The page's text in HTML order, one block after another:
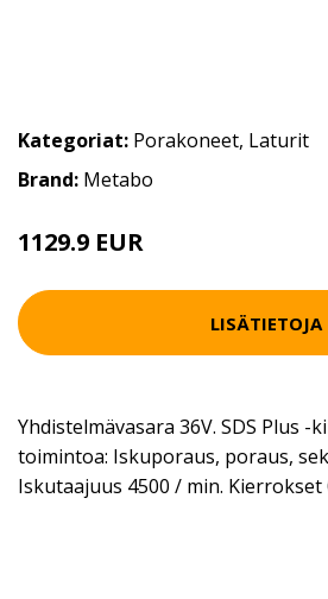
Kategoriat: Porakoneet, Laturit
Brand: Metabo
1129.9 EUR
LISÄTIETOJA
Yhdistelmävasara 36V. SDS Plus -
toimintoa: Iskuporaus, poraus,
Iskutaajuus 4500 / min. Kierrokset